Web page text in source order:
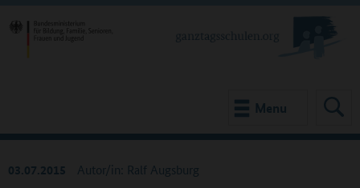
Menu
03.07.2015 Autor/in: Ralf Augsburg